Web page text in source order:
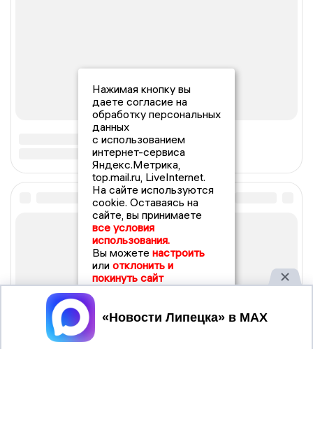
Нажимая кнопку вы
даете согласие на
обработку персональных
данных
с использованием
интернет-сервиса
Яндекс.Метрика,
top.mail.ru, LiveInternet.
На сайте используются
cookie. Оставаясь на
сайте, вы принимаете
все условия
использования.
Вы можете настроить
или отклонить и
покинуть сайт
Принять